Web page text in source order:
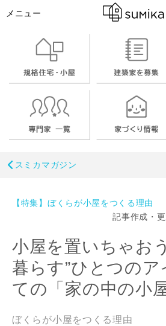
メニュー
スミカマガジン
【特集】ぼくらが小屋をつくる理由
記事作成・
小屋を置いちゃお
暮らす”ひとつのア
ての「家の中の小屋
ぼくらが小屋をつくる理由